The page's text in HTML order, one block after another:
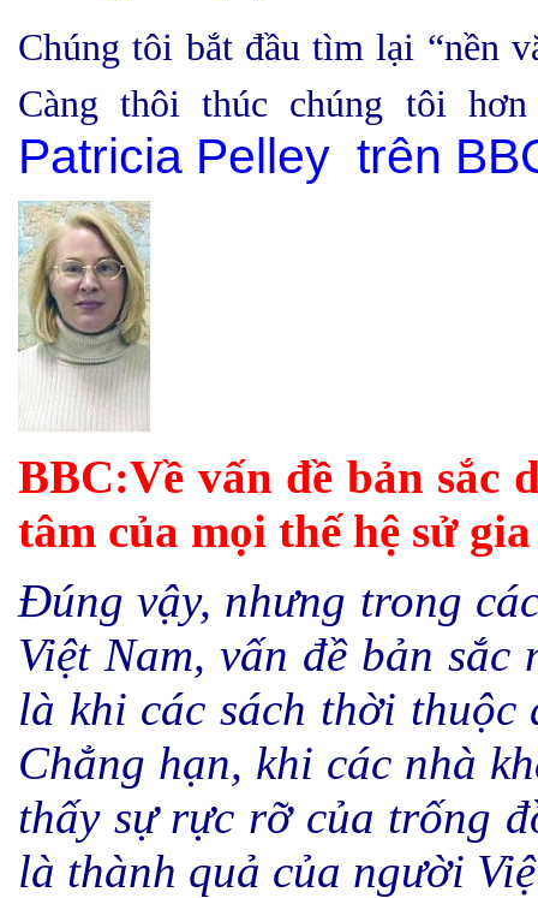
Chúng tôi bắt đầu tìm lại “nền
Càng thôi thúc chúng tôi
Patricia Pelley trên
BBC:Về vấn đề bản sắc
tâm của mọi thế hệ sử
Đúng vậy, nhưng trong
Việt Nam, vấn đề bản
là khi các sách thời thuộc
Chẳng hạn, khi các nhà
thấy sự rực rỡ của trống
là thành quả của người